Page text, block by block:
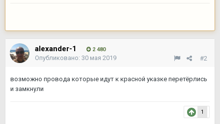
alexander-1 2 480
#2
Опубликовано: 30 мая 2019
возможно провода которые идут к красной указке перетёрлись
и замкнули
1